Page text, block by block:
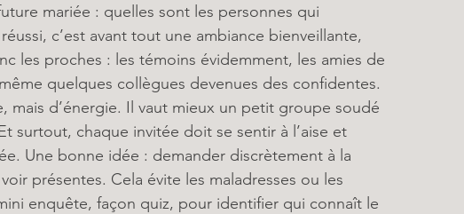
mariée : quelles sont les personnes qui
c’est avant tout une ambiance bienveillante,
les proches : les témoins évidemment, les amies de
quelques collègues devenues des confidentes.
mais d’énergie. Il vaut mieux un petit groupe soudé
surtout, chaque invitée doit se sentir à l’aise et
Une bonne idée : demander discrètement à la
présentes. Cela évite les maladresses ou les
enquête, façon quiz, pour identifier qui connaît le